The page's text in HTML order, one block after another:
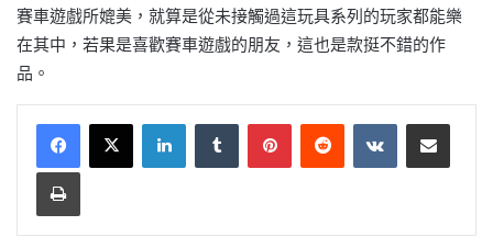
賽車遊戲所媲美，就算是從未接觸過這玩具系列的玩家都能樂
在其中，若果是喜歡賽車遊戲的朋友，這也是款挺不錯的作
品。
LinkedInTumblr PinterestReddit VKontakteShare via Email
Print